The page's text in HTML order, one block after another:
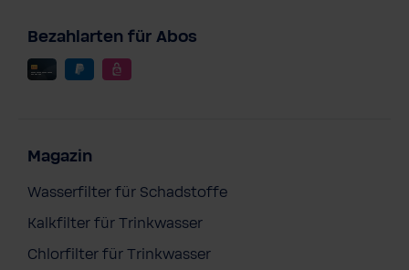
Bezahlarten für Abos
Magazin
Wasserfilter für Schadstoffe
Kalkfilter für Trinkwasser
Chlorfilter für Trinkwasser